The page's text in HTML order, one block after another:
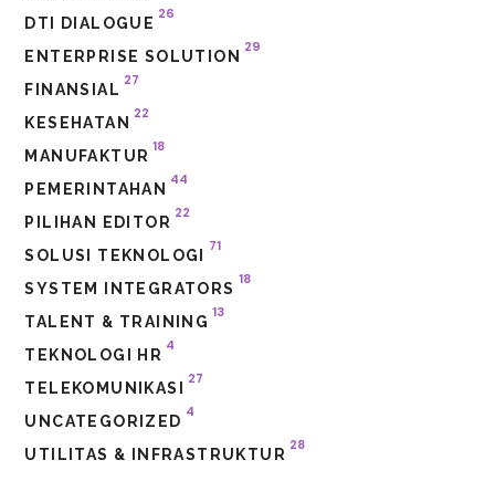
DTI DIALOGUE
26
ENTERPRISE SOLUTION
29
FINANSIAL
27
KESEHATAN
22
MANUFAKTUR
18
PEMERINTAHAN
44
PILIHAN EDITOR
22
SOLUSI TEKNOLOGI
71
SYSTEM INTEGRATORS
18
TALENT & TRAINING
13
TEKNOLOGI HR
4
TELEKOMUNIKASI
27
UNCATEGORIZED
4
UTILITAS & INFRASTRUKTUR
28